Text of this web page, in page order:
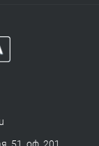
51, оф. 201